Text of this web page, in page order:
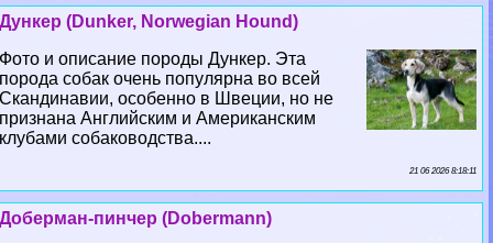
Дункер (Dunker, Norwegian Hound)
Фото и описание породы Дункер. Эта
порода собак очень популярна во всей
Скандинавии, особенно в Швеции, но не
признана Английским и Американским
клубами собаководства....
21 06 2026 8:18:11
Доберман-пинчер (Dobermann)